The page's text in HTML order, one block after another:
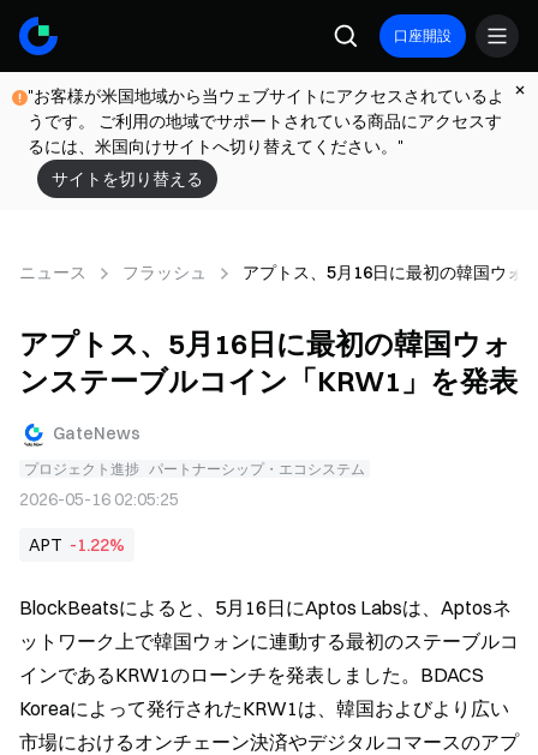
口座開設
"お客様が米国地域から当ウェブサイトにアクセスされているよ
うです。 ご利用の地域でサポートされている商品にアクセスす
るには、米国向けサイトへ切り替えてください。"
サイトを切り替える
ニュース フラッシュ アプトス、5月16日に最初の韓国ウォ
アプトス、5月16日に最初の韓国ウォ
ンステーブルコイン「KRW1」を発表
GateNews
プロジェクト進捗 パートナーシップ・エコシステム
2026-05-16 02:05:25
APT -1.22%
BlockBeatsによると、5月16日にAptos Labsは、Aptosネ
ットワーク上で韓国ウォンに連動する最初のステーブルコ
インであるKRW1のローンチを発表しました。BDACS
Koreaによって発行されたKRW1は、韓国およびより広い
市場におけるオンチェーン決済やデジタルコマースのアプ